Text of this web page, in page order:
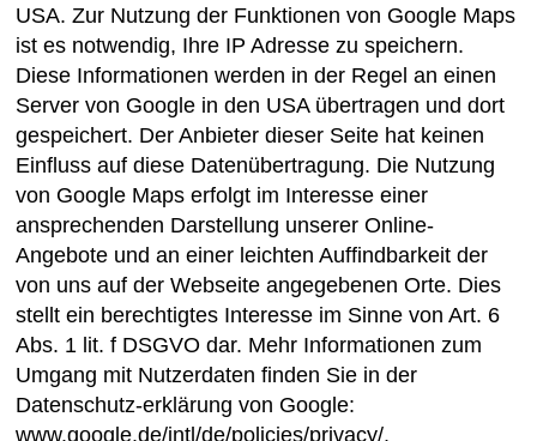
USA. Zur Nutzung der Funktionen von Google Maps
ist es notwendig, Ihre IP Adresse zu speichern.
Diese Informationen werden in der Regel an einen
Server von Google in den USA übertragen und dort
gespeichert. Der Anbieter dieser Seite hat keinen
Einfluss auf diese Datenübertragung. Die Nutzung
von Google Maps erfolgt im Interesse einer
ansprechenden Darstellung unserer Online-
Angebote und an einer leichten Auffindbarkeit der
von uns auf der Webseite angegebenen Orte. Dies
stellt ein berechtigtes Interesse im Sinne von Art. 6
Abs. 1 lit. f DSGVO dar. Mehr Informationen zum
Umgang mit Nutzerdaten finden Sie in der
Datenschutz-erklärung von Google:
www.google.de/intl/de/policies/privacy/.